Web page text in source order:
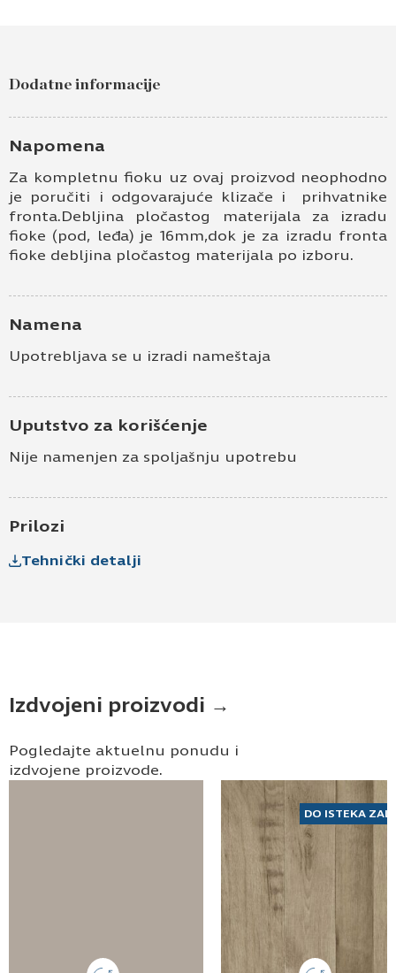
Dodatne informacije
Napomena
Za kompletnu fioku uz ovaj proizvod neophodno
je poručiti i odgovarajuće klizače i prihvatnike
fronta.Debljina pločastog materijala za izradu
fioke (pod, leđa) je 16mm,dok je za izradu fronta
fioke debljina pločastog materijala po izboru.
Namena
Upotrebljava se u izradi nameštaja
Uputstvo za korišćenje
Nije namenjen za spoljašnju upotrebu
Prilozi
Tehnički detalji
Izdvojeni proizvodi →
Pogledajte aktuelnu ponudu i
izdvojene proizvode.
DO ISTEKA